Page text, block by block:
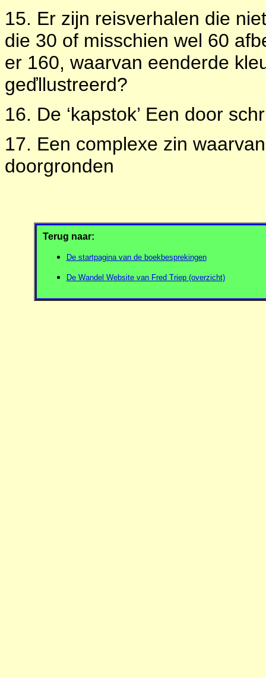
15. Er zijn reisverhalen die
die 30 of misschien wel 60
er 160, waarvan eenderde
geďllustreerd?
16. De ‘kapstok’ Een door
17. Een complexe zin
doorgronden
Terug naar:
De startpagina van de boekbesprekingen
De Wandel Website van Fred Triep (overzicht)